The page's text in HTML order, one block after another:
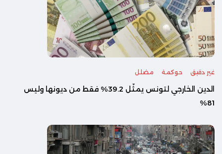
غير دقيق حوكمة مضلل
الدين الخارجي لتونس يمثّل 39.2% فقط من ديونها وليس
81%